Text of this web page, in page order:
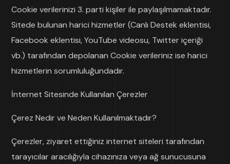
Cookie verilerinizi 3. parti kişiler ile paylaşılmamaktadır.
Sitede bulunan harici hizmetler (Canlı Destek eklentisi,
Facebook eklentisi, YouTube videosu, Twitter içeriği
vb.) tarafından depolanan Cookie verileriniz ise harici
hizmetlerin sorumluluğundadır.
İnternet Sitesinde Kullanılan Çerezler
Çerez Nedir ve Neden Kullanılmaktadır?
Çerezler, ziyaret ettiğiniz internet siteleri tarafından
tarayıcılar aracılığıyla cihazınıza veya ağ sunucusuna